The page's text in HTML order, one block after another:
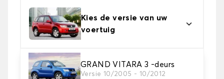
Kies de versie van uw
voertuig
GRAND VITARA 3 -deurs
Versie 10/2005 - 10/2012
2. Beschermingsniveau
Kies de juiste beschermhoes voor uw behoeftes